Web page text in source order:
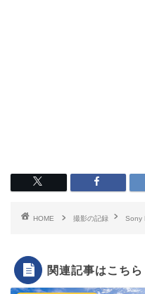
HOME 撮影の記録 Sony
関連記事はこちら